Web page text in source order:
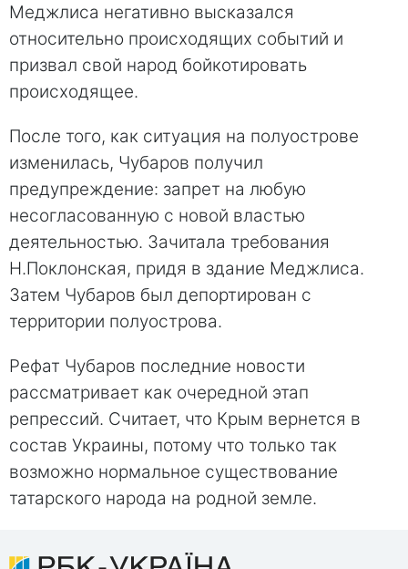
Меджлиса негативно высказался
относительно происходящих событий и
призвал свой народ бойкотировать
происходящее.
После того, как ситуация на полуострове
изменилась, Чубаров получил
предупреждение: запрет на любую
несогласованную с новой властью
деятельностью. Зачитала требования
Н.Поклонская, придя в здание Меджлиса.
Затем Чубаров был депортирован с
территории полуострова.
Рефат Чубаров последние новости
рассматривает как очередной этап
репрессий. Считает, что Крым вернется в
состав Украины, потому что только так
возможно нормальное существование
татарского народа на родной земле.